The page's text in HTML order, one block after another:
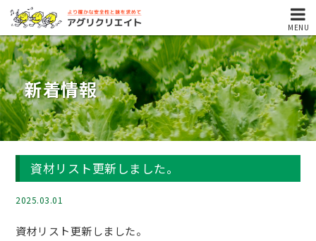
MENU
新着情報
資材リスト更新しました。
2025.03.01
資材リスト更新しました。